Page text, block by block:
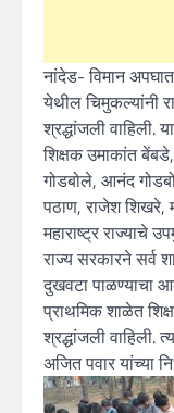
नांदेड- विमान
येथील चिमुकल्यांनी
श्रद्धांजली वाहिली.
शिक्षक उमाकांत
गोडबोले, आनंद
पठाण, राजेश शिखरे,
महाराष्ट्र राज्याचे
राज्य सरकारने सर्व
दुखवटा पाळण्याचा
प्राथमिक शाळेत
श्रद्धांजली
अजित पवार यांच्या